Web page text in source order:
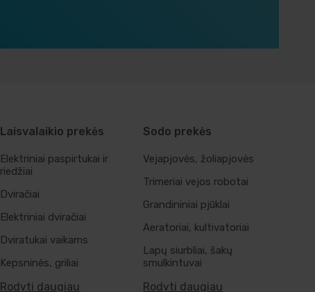
Laisvalaikio prekės
Elektriniai paspirtukai ir
riedžiai
Dviračiai
Elektriniai dviračiai
Dviratukai vaikams
Kepsninės, griliai
Rodyti daugiau
Sodo prekės
Vejapjovės, žoliapjovės
Trimeriai vejos robotai
Grandininiai pjūklai
Aeratoriai, kultivatoriai
Lapų siurbliai, šakų
smulkintuvai
Rodyti daugiau